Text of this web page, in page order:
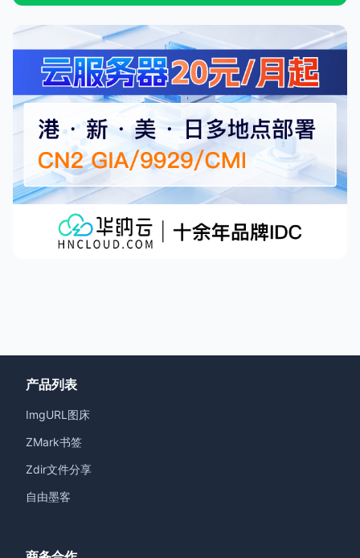
产品列表
ImgURL图床
ZMark书签
Zdir文件分享
自由墨客